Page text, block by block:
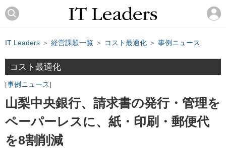
IT Leaders ＞ 経営課題一覧 ＞ コスト最適化 ＞ 事例ニュース
コスト最適化
事例ニュース
山梨中央銀行、請求書の発行・管理を
ペーパーレスに、紙・印刷・郵便代
を8割削減